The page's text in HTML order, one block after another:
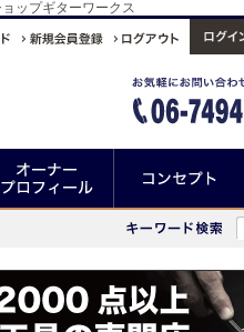
ップギターワークス